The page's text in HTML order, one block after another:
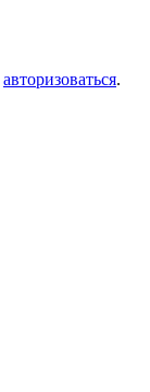
авторизоваться.